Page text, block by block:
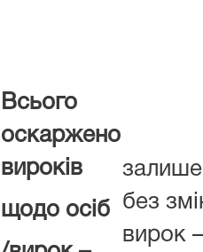
Всього
оскаржено
вироків
щодо осіб
без
вирок –